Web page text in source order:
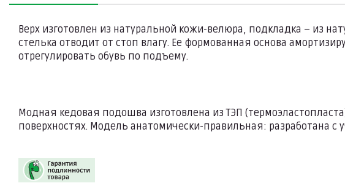
Верх изготовлен из натуральной кожи-велюра, подкладка – из
стелька отводит от стоп влагу. Ее формованная основа
отрегулировать обувь по подъему.
Модная кедовая подошва изготовлена из ТЭП
поверхностях. Модель анатомически-правильная: разработана с